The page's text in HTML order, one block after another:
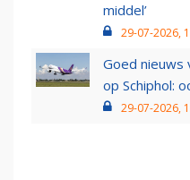
middel’
29-07-2026,
Goed
op Schiphol:
29-07-2026,